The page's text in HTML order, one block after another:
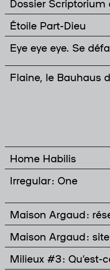
Dossier Scriptorium
Étoile Part-Dieu
Eye eye eye. Se
Flaine, le Bauhaus
Home Habilis
Irregular : One
Maison Argaud :
Maison Argaud :
Milieux #3 : Qu’est-